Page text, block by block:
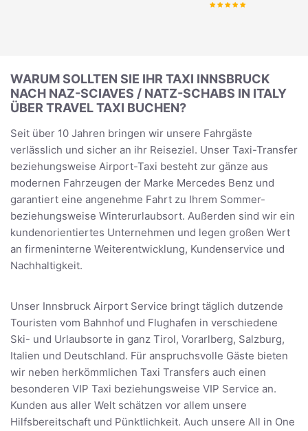
WARUM SOLLTEN SIE IHR TAXI INNSBRUCK
NACH NAZ-SCIAVES / NATZ-SCHABS IN ITALY
ÜBER TRAVEL TAXI BUCHEN?
Seit über 10 Jahren bringen wir unsere Fahrgäste
verlässlich und sicher an ihr Reiseziel. Unser Taxi-Transfer
beziehungsweise Airport-Taxi besteht zur gänze aus
modernen Fahrzeugen der Marke Mercedes Benz und
garantiert eine angenehme Fahrt zu Ihrem Sommer-
beziehungsweise Winterurlaubsort. Außerden sind wir ein
kundenorientiertes Unternehmen und legen großen Wert
an firmeninterne Weiterentwicklung, Kundenservice und
Nachhaltigkeit.
Unser Innsbruck Airport Service bringt täglich dutzende
Touristen vom Bahnhof und Flughafen in verschiedene
Ski- und Urlaubsorte in ganz Tirol, Vorarlberg, Salzburg,
Italien und Deutschland. Für anspruchsvolle Gäste bieten
wir neben herkömmlichen Taxi Transfers auch einen
besonderen VIP Taxi beziehungsweise VIP Service an.
Kunden aus aller Welt schätzen vor allem unsere
Hilfsbereitschaft und Pünktlichkeit. Auch unsere All in One